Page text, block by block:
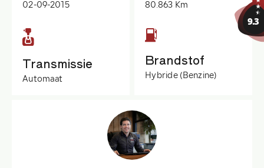
02-09-2015 80.863 Km
Transmissie
Automaat
Brandstof
Hybride (Benzine)